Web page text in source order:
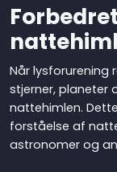
Når lysforurening
stjerner, planeter
nattehimlen.
forståelse af
astronomer og